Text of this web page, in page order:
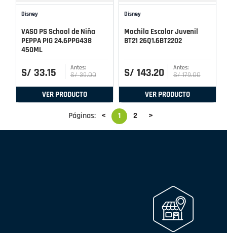
Disney
VASO PS School de Niña
PEPPA PIG 24.6PPG438
450ML
S/ 33.15 S/ 39.00
VER PRODUCTO
Disney
Mochila Escolar Juvenil
BT21 26Q1.6BT2202
S/ 143.20 S/ 179.00
VER PRODUCTO
Páginas: < 1 2 >